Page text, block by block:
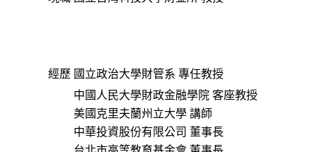
經歷 國立政治大學財管系 專任教授
中國人民大學財政金融學院 客座教授
美國克里夫蘭州立大學 講師
中華投資股份有限公司 董事長